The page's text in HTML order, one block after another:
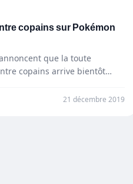
copains sur Pokémon
que la toute
copains arrive bientôt
21 décembre 2019